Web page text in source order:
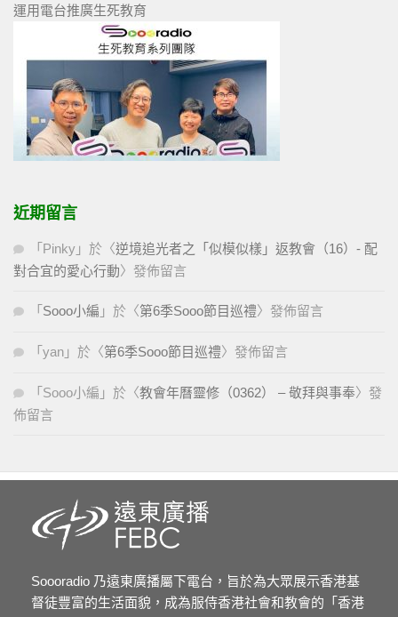
運用電台推廣生死教育
近期留言
「 Pinky 」於〈逆境追光者之「似模似樣」返教會（16）- 配
對合宜的愛心行動〉發佈留言
「 Sooo小編 」於〈第6季Sooo節目巡禮〉發佈留言
「 yan 」於〈第6季Sooo節目巡禮〉發佈留言
「 Sooo小編 」於〈教會年曆靈修（0362） – 敬拜與事奉〉發
佈留言
Soooradio 乃遠東廣播屬下電台，旨於為大眾展示香港基
督徒豐富的生活面貌，成為服侍香港社會和教會的「香港